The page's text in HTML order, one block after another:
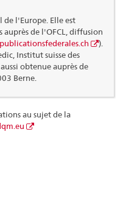
de l'Europe. Elle est
de l'OFCL, diffusion
).
Institut suisse des
obtenue auprès de
Berne.
au sujet de la